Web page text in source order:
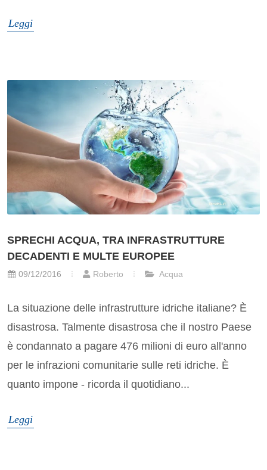
Leggi
SPRECHI ACQUA, TRA INFRASTRUTTURE
DECADENTI E MULTE EUROPEE
09/12/2016 Roberto Acqua
La situazione delle infrastrutture idriche italiane? È
disastrosa. Talmente disastrosa che il nostro Paese
è condannato a pagare 476 milioni di euro all'anno
per le infrazioni comunitarie sulle reti idriche. È
quanto impone - ricorda il quotidiano...
Leggi